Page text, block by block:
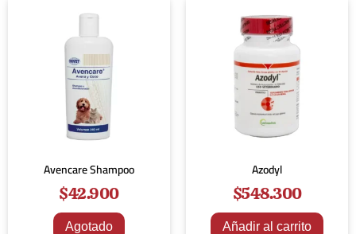
Avencare Shampoo
$42.900
Agotado
Azodyl
$548.300
Añadir al carrito